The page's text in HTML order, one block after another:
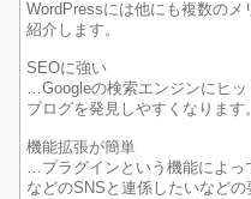
WordPressには他にも複数の
紹介します。
SEOに強い
…Googleの検索エンジンにヒ
ブログを発見しやすくなります
機能拡張が簡単
…プラグインという機能によっ
などのSNSと連係したいなどの